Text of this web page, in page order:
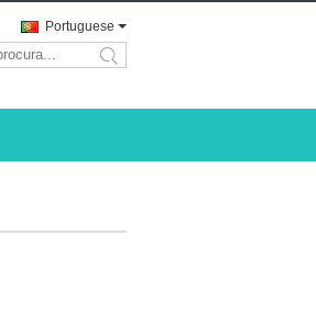
Portuguese
search